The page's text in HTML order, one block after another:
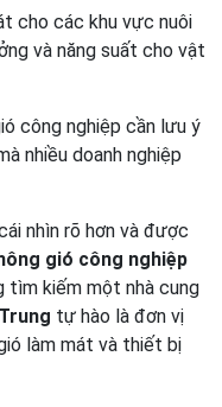
cho các khu vực nuôi
và năng suất cho vật
công nghiệp cần lưu ý
nhiều doanh nghiệp
nhìn rõ hơn và được
gió công nghiệp
tìm kiếm một nhà cung
tự hào là đơn vị
làm mát và thiết bị